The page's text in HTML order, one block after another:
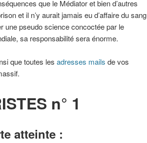
que le Médiator et bien d’autres
et il n’y aurait jamais eu d’affaire du sang
une pseudo science concoctée par le
sa responsabilité sera énorme.
que toutes les adresses mails de vos
n° 1
atteinte :